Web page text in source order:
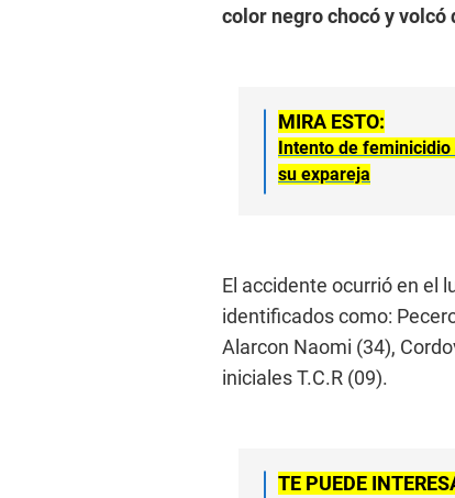
color negro chocó y volcó
MIRA ESTO:
Intento de feminicidio
su expareja
El accidente ocurrió en el
identificados como:
Alarcon Naomi (34),
iniciales T.C.R (09).
TE PUEDE